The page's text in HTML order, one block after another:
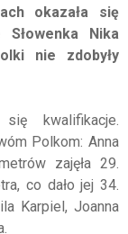
okazała się
Nika
nie zdobyły
kwalifikacje.
Polkom: Anna
zajęła 29.
co dało jej 34.
Karpiel, Joanna